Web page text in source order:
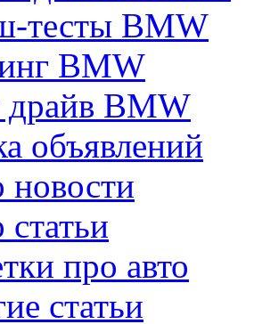
тесты BMW
BMW
драйв BMW
объявлений
новости
статьи
про авто
статьи